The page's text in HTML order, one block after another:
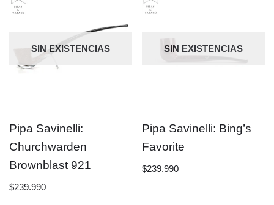
SIN EXISTENCIAS
Pipa Savinelli:
Churchwarden
Brownblast 921
$239.990
SIN EXISTENCIAS
Pipa Savinelli: Bing’s
Favorite
$239.990